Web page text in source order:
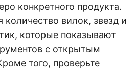
конкретного продукта.
количество вилок, звезд и
которые показывают
с открытым
того, проверьте